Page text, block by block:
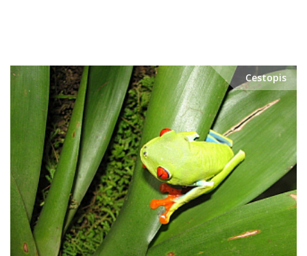
Cestopis